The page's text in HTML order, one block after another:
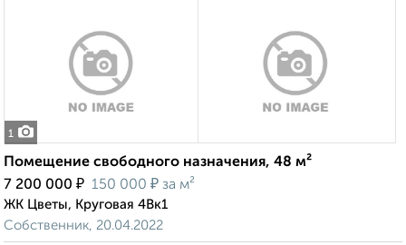
1
Помещение свободного назначения, 48 м²
7 200 000 ₽ 150 000 ₽ за м²
ЖК Цветы, Круговая 4Вк1
Собственник, 20.04.2022